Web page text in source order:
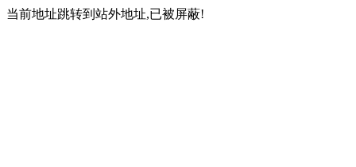
当前地址跳转到站外地址,已被屏蔽!